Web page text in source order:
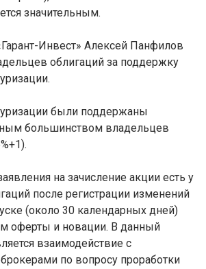
значительным.
Инвест» Алексей Панфилов
облигаций за поддержку
были поддержаны
большинством владельцев
на зачисление акции есть у
после регистрации изменений
(около 30 календарных дней)
оферты и новации. В данный
взаимодействие с
по вопросу проработки